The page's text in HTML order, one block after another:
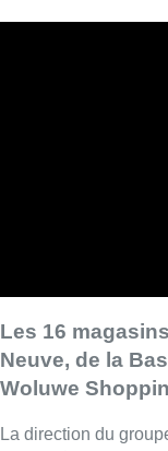
La direction du
temporaire pour une
comme le
(hors hôtesses des
temporaire. Côté
le chômage
sont soumis
“,
Cette mesure frappe
sont plus touchés